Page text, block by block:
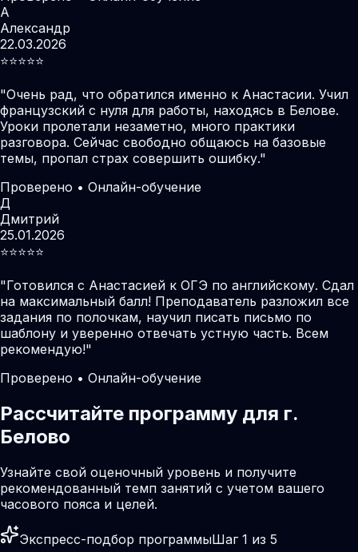
А
Александр
22.03.2026
⭐️⭐️⭐️⭐️⭐️
"Очень рад, что обратился именно к Анастасии. Учил
французский с нуля для работы, находясь в Белове.
Уроки пролетали незаметно, много практики
разговора. Сейчас свободно общаюсь на базовые
темы, пропал страх совершить ошибку."
Проверено • Онлайн-обучение
Д
Дмитрий
25.01.2026
⭐️⭐️⭐️⭐️⭐️
"Готовился с Анастасией к ОГЭ по английскому. Сдал
на максимальный балл! Преподаватель разложил все
задания по полочкам, научил писать письмо по
шаблону и уверенно отвечать устную часть. Всем
рекомендую!"
Проверено • Онлайн-обучение
Рассчитайте программу для г.
Белово
Узнайте свой оценочный уровень и получите
рекомендованный темп занятий с учетом вашего
часового пояса и целей.
Экспресс-подбор программыШаг 1 из 5